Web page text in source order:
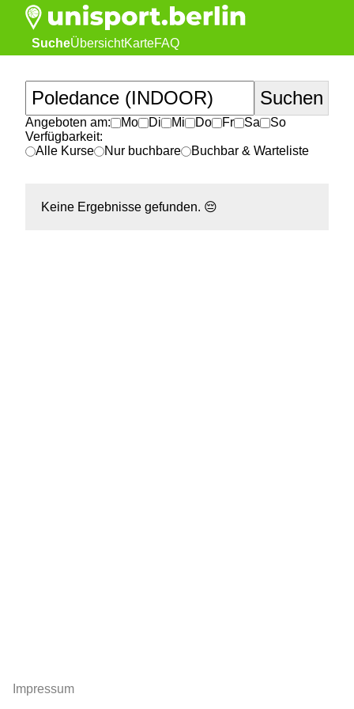
SucheÜbersichtKarteFAQ
Angeboten am: Mo Di Mi Do Fr Sa
So
Verfügbarkeit:
Alle Kurse
Nur buchbare Buchbar & Warteliste
Keine Ergebnisse gefunden. 😔
Impressum